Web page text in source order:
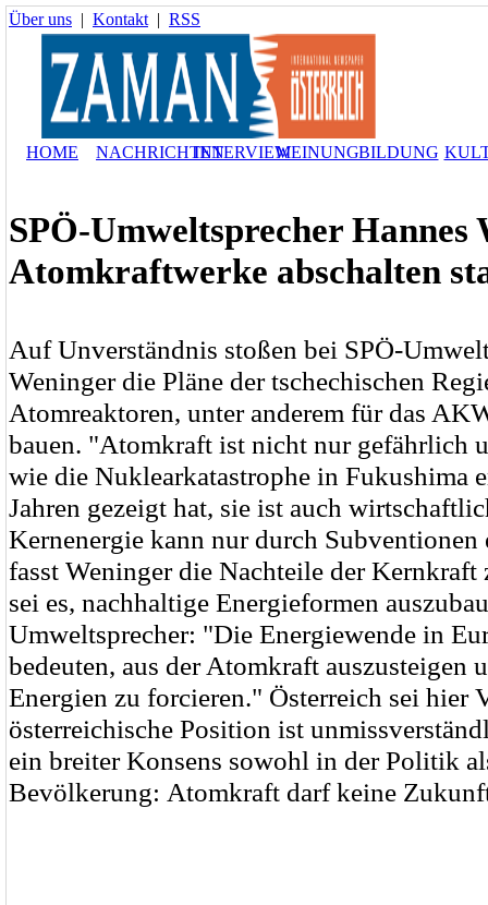
Über uns | Kontakt | RSS
HOME NACHRICHTENINTERVIEWMEINUNGBILDUNG
SPÖ-Umweltsprecher Hannes
Atomkraftwerke abschalten
Auf Unverständnis stoßen bei SPÖ-
Weninger die Pläne der tschechischen
Atomreaktoren, unter anderem für das
bauen. "Atomkraft ist nicht nur gefährlich
wie die Nuklearkatastrophe in Fukushima
Jahren gezeigt hat, sie ist auch
Kernenergie kann nur durch Subventionen
fasst Weninger die Nachteile der Kernkraft
sei es, nachhaltige Energieformen
Umweltsprecher: "Die Energiewende in
bedeuten, aus der Atomkraft auszusteigen
Energien zu forcieren." Österreich sei hier
österreichische Position ist
ein breiter Konsens sowohl in der Politik
Bevölkerung: Atomkraft darf keine